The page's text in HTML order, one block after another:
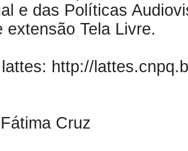
e das Políticas
extensão Tela Livre.
http://
Cruz